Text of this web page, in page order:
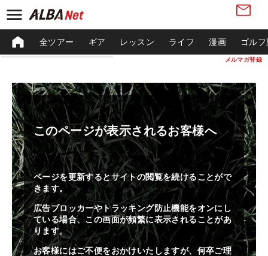
メルマガ登録
全ツアー ギア レッスン ライフ 漫画 ゴル
このページが表示されるお客様へ
ページを更新するとサイトの閲覧を続けることがで
きます。
広告ブロッカーやトラッキング防止機能をオンにし
ている場合、この画面が頻繁に表示されることがあ
ります。
お客様にはご不便をおかけいたしますが、何卒ご理